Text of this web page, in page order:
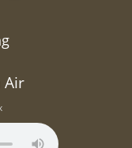
Air